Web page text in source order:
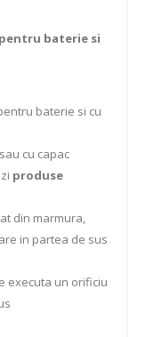
baterie si
baterie si cu
cu capac
produse
din marmura,
in partea de sus
executa un orificiu